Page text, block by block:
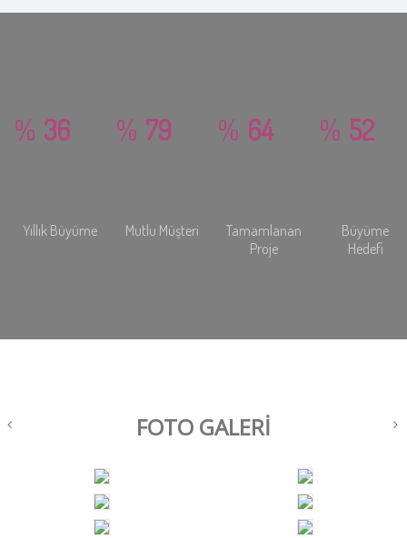
% 38
Yıllık Büyüme
% 84
Mutlu Müşteri
% 68
Tamamlanan
Proje
% 55
Büyüme
Hedefi
FOTO GALERİ